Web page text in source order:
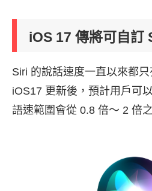
iOS 17 傳將可自訂
Siri 的說話速度一直以來都
iOS17 更新後，預計用戶可
語速範圍會從 0.8 倍～ 2 倍